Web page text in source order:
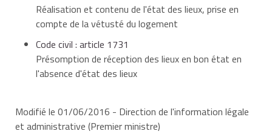
La réalisation de l'état des lieux d'entrée ne peut être
facturée au locataire quesous certaines conditions
À savoir
Au moment de réaliser l'état des lieux d'entrée, le
locataire peut notamment émettre des réserves sur
le document en cas, par exemple, de non branchement
des compteurs d'eau, de gaz ou d'électricité.
Réalisation et contenu de l'état des lieux, prise en
compte de la vétusté du logement
Code civil : article 1731
Présomption de réception des lieux en bon état en
l'absence d'état des lieux
Modifié le 01/06/2016 - Direction de l'information légale
et administrative (Premier ministre)